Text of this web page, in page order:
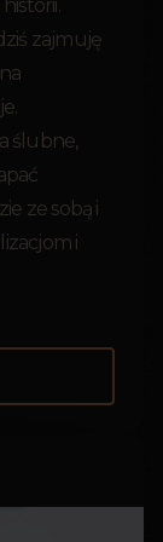
zajmuję
ślubne,
ze sobą i
i